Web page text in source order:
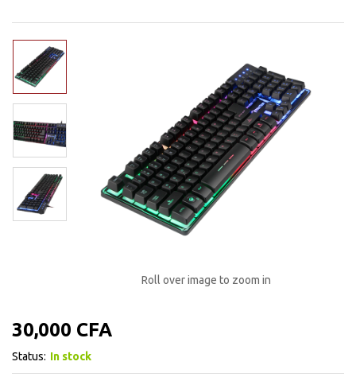
Roll over image to zoom in
30,000 CFA
Status: In stock